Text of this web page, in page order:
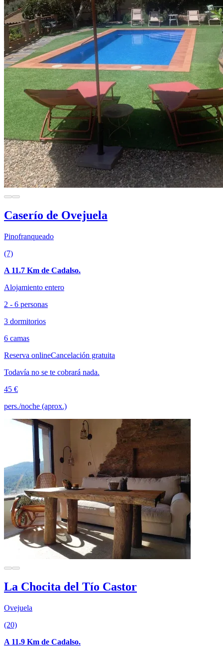
Caserío de Ovejuela
Pinofranqueado
(7)
A 11.7 Km de Cadalso.
Alojamiento entero
2 - 6 personas
3 dormitorios
6 camas
Reserva onlineCancelación gratuita
Todavía no se te cobrará nada.
45 €
pers./noche (aprox.)
La Chocita del Tío Castor
Ovejuela
(20)
A 11.9 Km de Cadalso.